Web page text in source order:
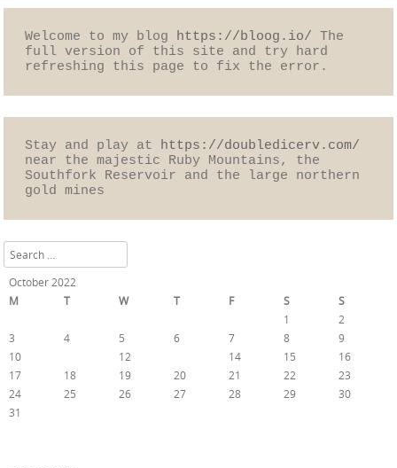
Welcome to my blog https://bloog.io/
The
full version of this site and try hard
refreshing this page to fix the error.
Stay and play at https://doubledicerv.com/
near the majestic Ruby Mountains, the
Southfork Reservoir and the large northern
gold mines
Search
October 2022
M
T W T F S
S
1
2
3
4 5 6 7 8
9
10
12 14 15
16
17
18 19 20 21 22
23
24
25 26 27 28 29
30
31